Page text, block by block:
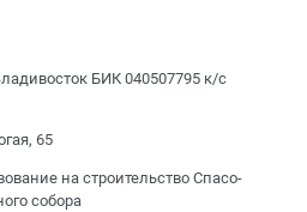
БИК 040507795 к/с
65
на строительство Спасо-
собора